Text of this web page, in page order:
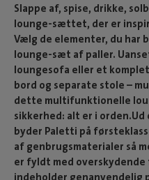
Slappe af, spise, drikke,
lounge-sættet, der er
Vælg de elementer, du har
lounge-sæt af paller.
loungesofa eller et
bord og separate stole –
dette multifunktionelle
sikkerhed: alt er i
byder Paletti på
af genbrugsmaterialer så
er fyldt med overskydende
indeholder genanvendelig